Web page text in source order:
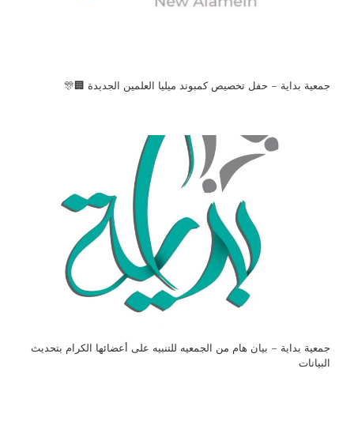
جمعية بداية – حفل تخصيص كمبوند ميليا العلمين الجديدة 🏢🎊
جمعية بداية – بيان هام من الجمعيه للتنبيه على أعضائها الكرام بتحديث
البيانات